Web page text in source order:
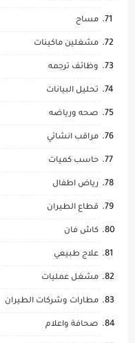
مساح
مشغلين ماكينات
وظائف ترجمه
تحليل البيانات
صحه ورياضه
مراقب انشائي
حاسب كميات
رياض اطفال
قطاع الطيران
كاش فان
علاج طبيعي
مشغل عمليات
مطارات وشركات الطيران
صحافة واعلام